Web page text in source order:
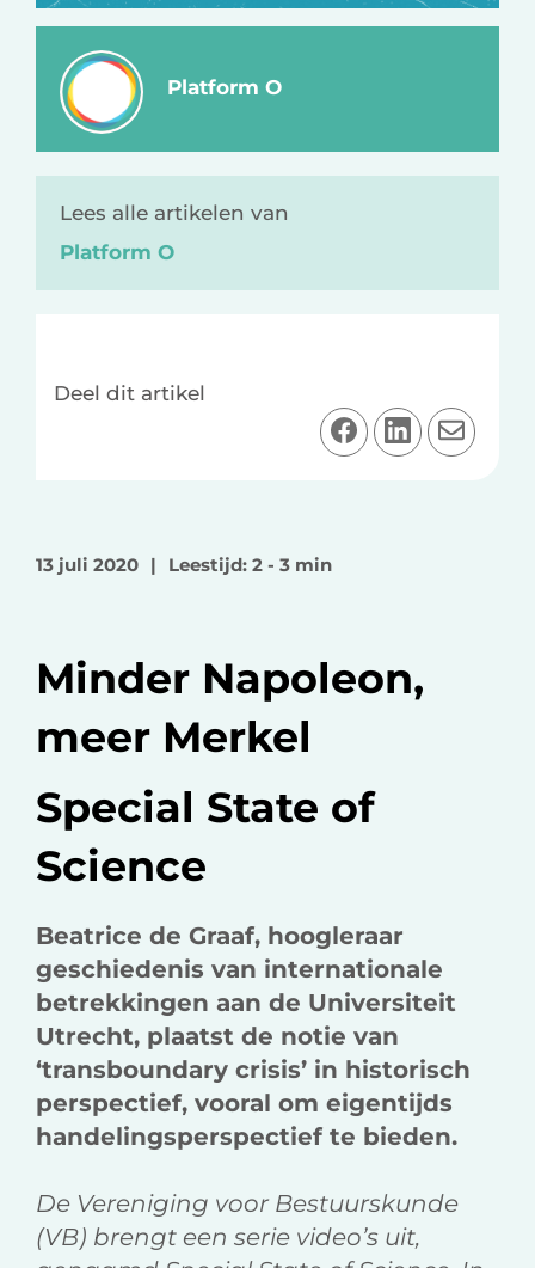
Platform O
Lees alle artikelen van
Platform O
Deel dit artikel
D
e
c
o
k
D
e
n
k
D
e
13 juli 2020 | Leestijd: 2 - 3 min
Minder Napoleon,
meer Merkel
Special State of
Science
Beatrice de Graaf, hoogleraar
geschiedenis van internationale
betrekkingen aan de Universiteit
Utrecht, plaatst de notie van
‘transboundary crisis’ in historisch
perspectief, vooral om eigentijds
handelingsperspectief te bieden.
De Vereniging voor Bestuurskunde
(VB) brengt een serie video’s uit,